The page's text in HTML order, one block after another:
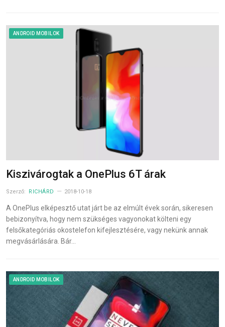
ANDROID MOBILOK
Kiszivárogtak a OnePlus 6T árak
Szerző: RICHÁRD 2018-10-18
A OnePlus elképesztő utat járt be az elmúlt évek során, sikeresen
bebizonyítva, hogy nem szükséges vagyonokat költeni egy
felsőkategóriás okostelefon kifejlesztésére, vagy nekünk annak
megvásárlására. Bár…
ANDROID MOBILOK